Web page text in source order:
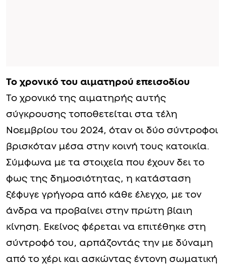
Το χρονικό του αιματηρού επεισοδίου
Το χρονικό της αιματηρής αυτής
σύγκρουσης τοποθετείται στα τέλη
Νοεμβρίου του 2024, όταν οι δύο σύντροφοι
βρισκόταν μέσα στην κοινή τους κατοικία.
Σύμφωνα με τα στοιχεία που έχουν δει το
φως της δημοσιότητας, η κατάσταση
ξέφυγε γρήγορα από κάθε έλεγχο, με τον
άνδρα να προβαίνει στην πρώτη βίαιη
κίνηση. Εκείνος φέρεται να επιτέθηκε στη
σύντροφό του, αρπάζοντάς την με δύναμη
από το χέρι και ασκώντας έντονη σωματική